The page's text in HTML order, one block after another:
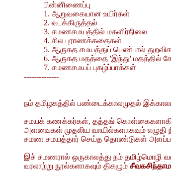
பின்னிணைப்பு
1. ஆறுவகையான உயிர்கள்
2. வடக்கிருத்தல்
3. சமணசமயத்தில் மகளிர்நிலை
4. சில புராணக்கதைகள்
5. ஆருகத சமயத்துப் பெண்பால்
6. ஆருகத மதத்தை 'இந்து' மதத்தில்
7. சமணசமயப் புகழ்ப்பாக்கள்
--------------
நம் தமிழகத்தில் பண்டைக்காலமுதல்
சமயக் கணக்கர்கள், தத்தங் கொள்கைகளாகிய
அளவைகள் முதலிய வாயில்களாகவும் எழுதி
சமண சமயத்தார் செய்த தொண்டுகள்
இச் சமணரால் ஒருகாலத்து நம் தமிழ்மொழி
வரலாற்று நூல்களாகவும் திகழும்